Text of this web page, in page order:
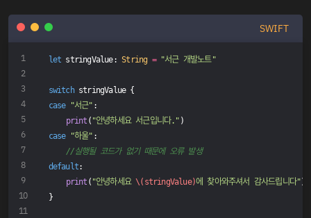
SWIFT
let stringValue: String = "서근 개발노트"
switch stringValue {
case
"서근" :
print ( "안녕하세요 서근입니다." )
case
"하울" :
//실행될 코드가 없기 때문에 오류 발생
default:
print ( "안녕하세요 \(stringValue)에 찾아와주셔서 감사드립니다")
}